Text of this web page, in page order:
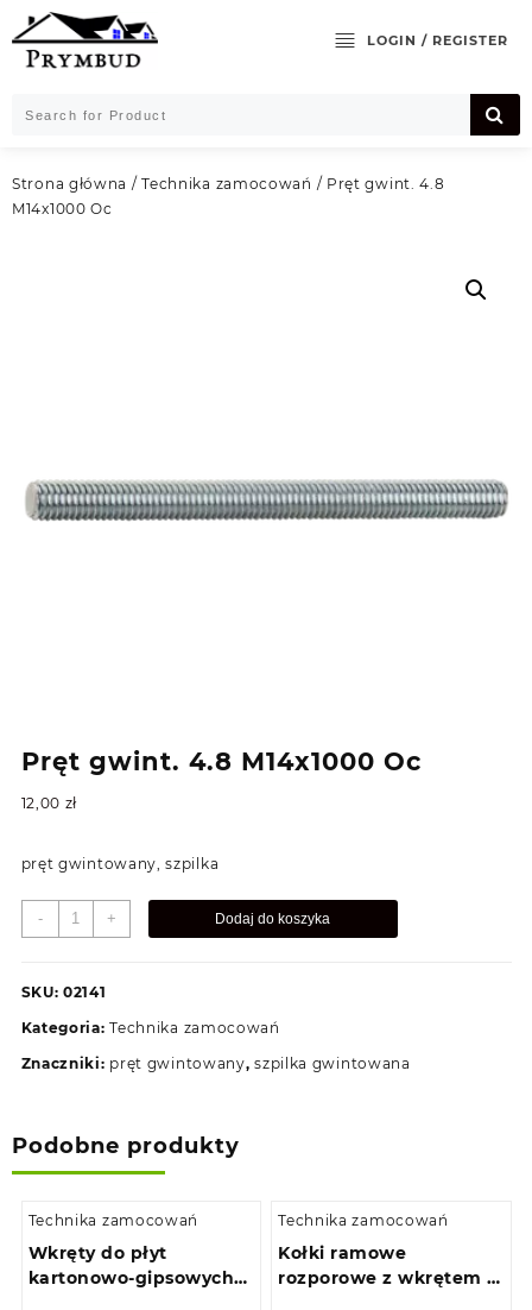
Skip
to
content
LOGIN / REGISTER
Strona główna /Technika zamocowań / Pręt gwint. 4.8
M14x1000 Oc
Pręt gwint. 4.8 M14x1000 Oc
12,00 zł
pręt gwintowany, szpilka
-
ilość
Pręt
4.8
Oc
+ Dodaj do koszyka
SKU: 02141
Kategoria:Technika zamocowań
Znaczniki: pręt gwintowany,szpilka gwintowana
Podobne produkty
Technika zamocowań
Wkręty do płyt
kartonowo-gipsowych
Technika zamocowań
Kołki ramowe
rozporowe z wkrętem z